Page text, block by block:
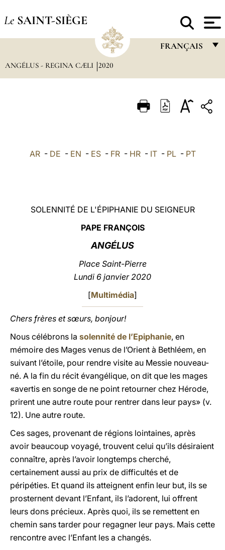
Le SAINT-SIÈGE
FRANÇAIS
ITALIANO
ANGÉLUS - REGINA CÆLI 2020
AR- DE - EN - ES- FR- HR- IT- PL- PT
SOLENNITÉ DE L'ÉPIPHANIE DU SEIGNEUR
PAPE FRANÇOIS
ANGÉLUS
Place Saint-Pierre
Lundi 6 janvier 2020
[Multimédia]
Chers frères et sœurs, bonjour!
Nous célébrons la solennité de l’Epiphanie, en
mémoire des Mages venus de l’Orient à Bethléem, en
suivant l’étoile, pour rendre visite au Messie nouveau-
né. A la fin du récit évangélique, on dit que les mages
«avertis en songe de ne point retourner chez Hérode,
prirent une autre route pour rentrer dans leur pays» (v.
12). Une autre route.
Ces sages, provenant de régions lointaines, après
avoir beaucoup voyagé, trouvent celui qu’ils désiraient
connaître, après l’avoir longtemps cherché,
certainement aussi au prix de difficultés et de
péripéties. Et quand ils atteignent enfin leur but, ils se
prosternent devant l’Enfant, ils l’adorent, lui offrent
leurs dons précieux. Après quoi, ils se remettent en
chemin sans tarder pour regagner leur pays. Mais cette
rencontre avec l’Enfant les a changés.